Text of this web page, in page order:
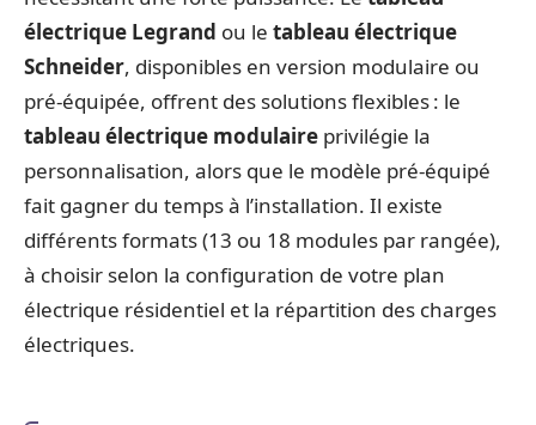
électrique Legrand ou le tableau électrique
Schneider, disponibles en version modulaire ou
pré-équipée, offrent des solutions flexibles : le
tableau électrique modulaire privilégie la
personnalisation, alors que le modèle pré-équipé
fait gagner du temps à l’installation. Il existe
différents formats (13 ou 18 modules par rangée),
à choisir selon la configuration de votre plan
électrique résidentiel et la répartition des charges
électriques.